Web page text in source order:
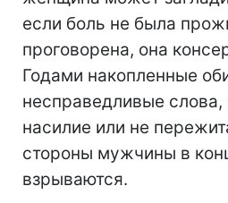
если боль не была
проговорена, она
Годами накопленные
несправедливые
насилие или не
стороны мужчины в
взрываются.